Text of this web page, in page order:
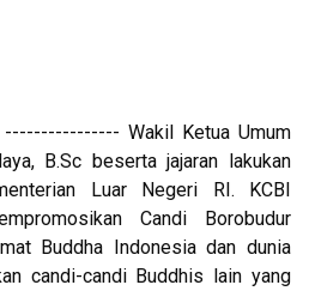
---------------- Wakil Ketua Umum
B.Sc beserta jajaran lakukan
Luar Negeri RI. KCBI
Candi Borobudur
Buddha Indonesia dan dunia
candi-candi Buddhis lain yang